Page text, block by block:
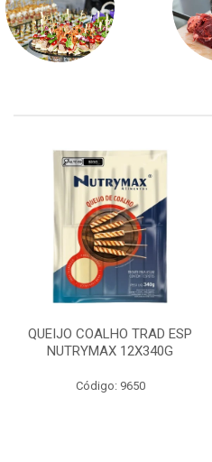
QUEIJO COALHO TRAD ESP
NUTRYMAX 12X340G
Código: 9650